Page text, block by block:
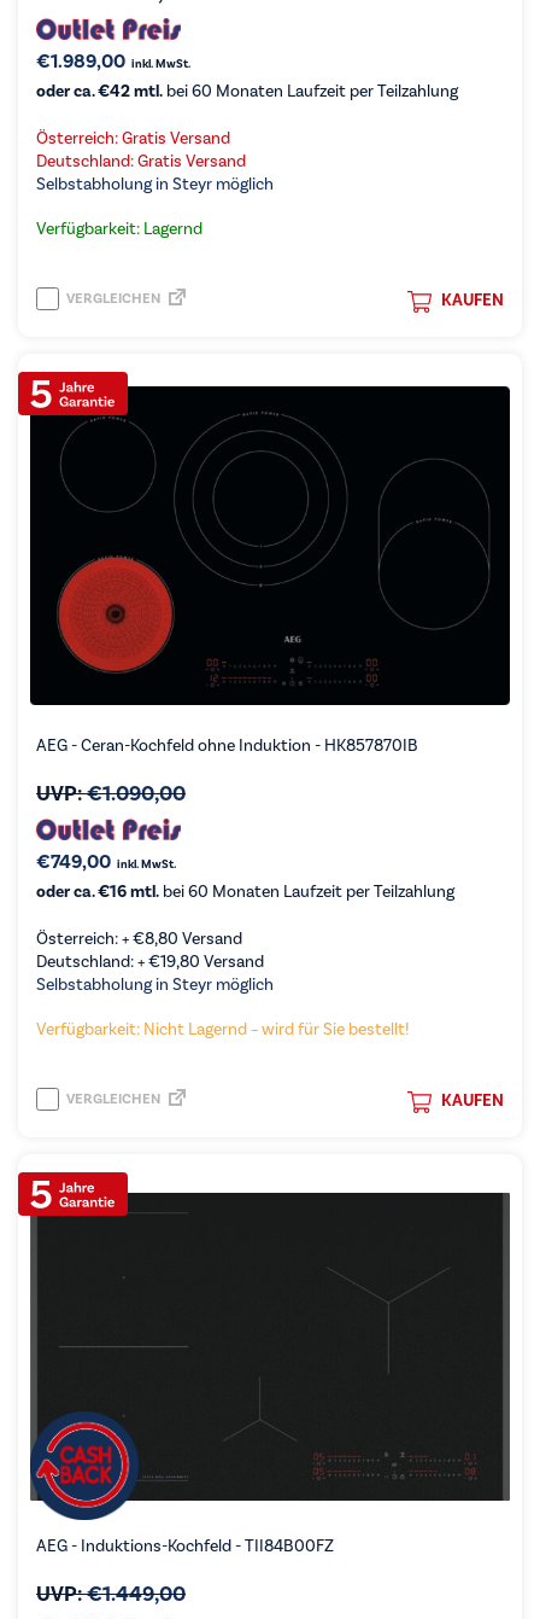
€1.989,00 inkl. MwSt.
oder ca. €42 mtl. bei 60 Monaten Laufzeit per Teilzahlung
Österreich: Gratis Versand
Deutschland: Gratis Versand
Selbstabholung in Steyr möglich
Verfügbarkeit: Lagernd
KAUFEN
VERGLEICHEN
AEG - Ceran-Kochfeld ohne Induktion - HK857870IB
UVP:€1.090,00
€749,00 inkl. MwSt.
oder ca. €16 mtl. bei 60 Monaten Laufzeit per Teilzahlung
Österreich: +€8,80 Versand
Deutschland: +€19,80 Versand
Selbstabholung in Steyr möglich
Verfügbarkeit: Nicht Lagernd – wird für Sie bestellt!
KAUFEN
VERGLEICHEN
AEG - Induktions-Kochfeld - TII84B00FZ
UVP:€1.449,00